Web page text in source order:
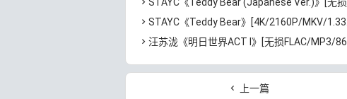
STAYC《Teddy Bear》[4K/2160P/MKV/1.33GB]迅雷云网盘下载
汪苏泷《明日世界ACT I》[无损FLAC/MP3/861MB]百度云网盘下载
上一篇